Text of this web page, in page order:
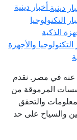
أخبار دينية
التكنولوجيا والأجهزة
عنه في مصر. نقدم
المرموقة من
والتحقق
والسياح على حد